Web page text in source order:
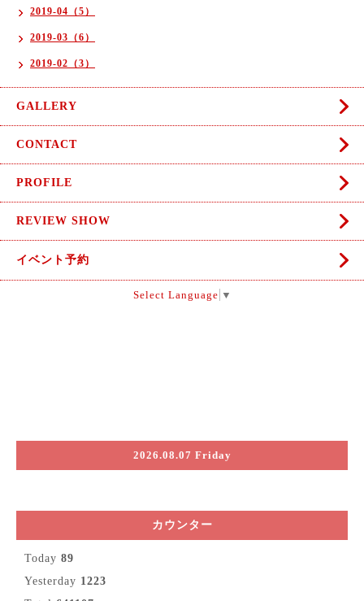
2019-04（5）
2019-03（6）
2019-02（3）
GALLERY
CONTACT
PROFILE
REVIEW SHOW
イベント予約
Select Language ▼
2026.08.07 Friday
カウンター
Today 89
Yesterday 1223